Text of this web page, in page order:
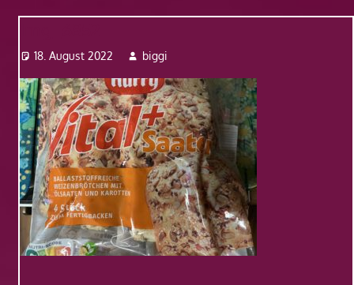
Website
18. August 2022 biggi